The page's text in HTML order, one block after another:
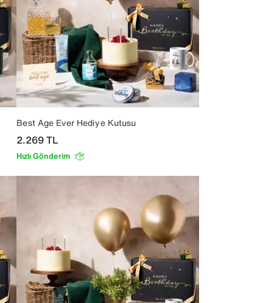
Best Age Ever Hediye Kutusu
2.269TL
Hızlı Gönderim